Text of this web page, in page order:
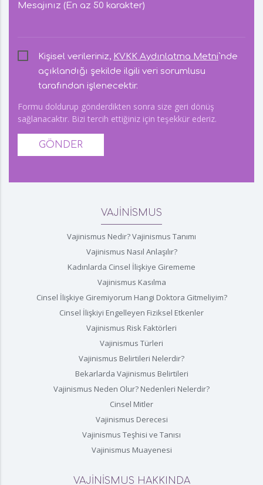
Mesajınız (En az 50 karakter)
Kişisel verileriniz, KVKK Aydınlatma Metni`nde
açıklandığı şekilde ilgili veri sorumlusu
tarafından işlenecektir.
Formu doldurup gönderdikten sonra size geri dönüş
sağlanacaktır. Bizi tercih ettiğiniz için teşekkür ederiz.
GÖNDER
VAJİNİSMUS
Vajinismus Nedir? Vajinismus Tanımı
Vajinismus Nasıl Anlaşılır?
Kadınlarda Cinsel İlişkiye Girememe
Vajinismus Kasılma
Cinsel İlişkiye Giremiyorum Hangi Doktora Gitmeliyim?
Cinsel İlişkiyi Engelleyen Fiziksel Etkenler
Vajinismus Risk Faktörleri
Vajinismus Türleri
Vajinismus Belirtileri Nelerdir?
Bekarlarda Vajinismus Belirtileri
Vajinismus Neden Olur? Nedenleri Nelerdir?
Cinsel Mitler
Vajinismus Derecesi
Vajinismus Teşhisi ve Tanısı
Vajinismus Muayenesi
VAJİNİSMUS HAKKINDA